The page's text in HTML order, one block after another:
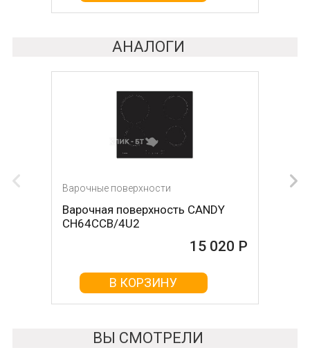
АНАЛОГИ
Варочные поверхности
Варочная поверхность CANDY
CH64CCB/4U2
15 020 Р
В КОРЗИНУ
Варочные поверхности
Варочная поверхность Fornelli PIA
60 INDUZIONE
15 020 Р
В КОРЗИНУ
ВЫ СМОТРЕЛИ